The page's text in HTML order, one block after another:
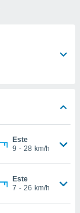
Este
9 - 28 km/h
Este
7 - 26 km/h